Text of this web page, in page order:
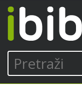
Pretraži